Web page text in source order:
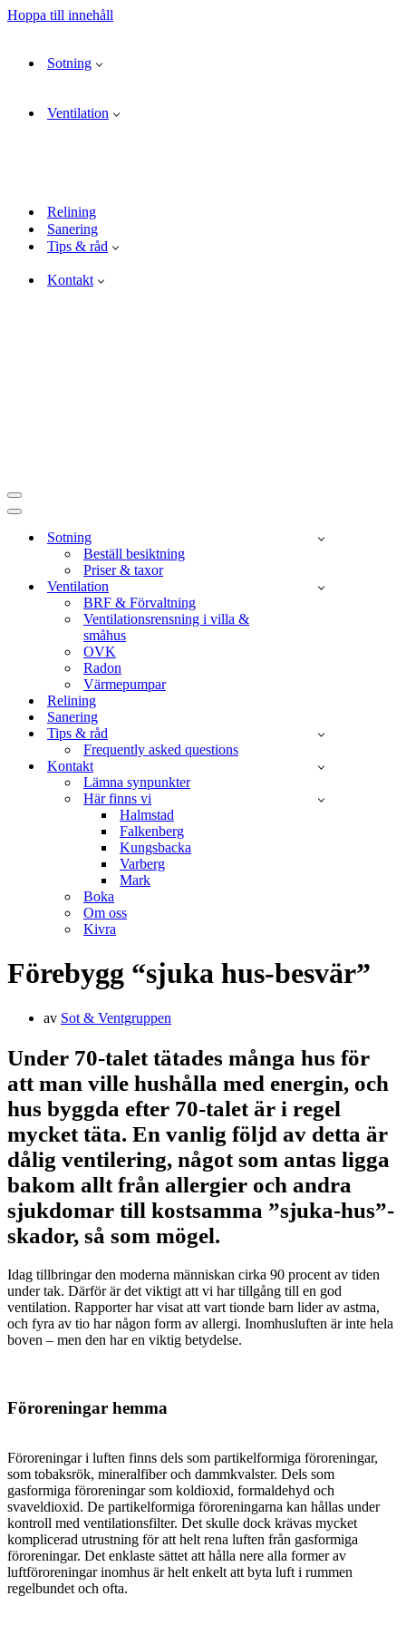
Hoppa till innehåll
Sotning
Ventilation
Relining
Sanering
Tips & råd
Kontakt
Navigeringsmeny
Navigeringsmeny
Sotning
Beställ besiktning
Priser & taxor
Ventilation
BRF & Förvaltning
Ventilationsrensning i villa &
småhus
OVK
Radon
Värmepumpar
Relining
Sanering
Tips & råd
Frequently asked questions
Kontakt
Lämna synpunkter
Här finns vi
Halmstad
Falkenberg
Kungsbacka
Varberg
Mark
Boka
Om oss
Kivra
Förebygg “sjuka hus-besvär”
av Sot & Ventgruppen
Under 70-talet tätades många hus för
att man ville hushålla med energin, och
hus byggda efter 70-talet är i regel
mycket täta. En vanlig följd av detta är
dålig ventilering, något som antas ligga
bakom allt från allergier och andra
sjukdomar till kostsamma ”sjuka-hus”-
skador, så som mögel.
Idag tillbringar den moderna människan cirka 90 procent av tiden
under tak. Därför är det viktigt att vi har tillgång till en god
ventilation. Rapporter har visat att vart tionde barn lider av astma,
och fyra av tio har någon form av allergi. Inomhusluften är inte hela
boven – men den har en viktig betydelse.
Föroreningar hemma
Föroreningar i luften finns dels som partikelformiga föroreningar,
som tobaksrök, mineralfiber och dammkvalster. Dels som
gasformiga föroreningar som koldioxid, formaldehyd och
svaveldioxid. De partikelformiga föroreningarna kan hållas under
kontroll med ventilationsfilter. Det skulle dock krävas mycket
komplicerad utrustning för att helt rena luften från gasformiga
föroreningar. Det enklaste sättet att hålla nere alla former av
luftföroreningar inomhus är helt enkelt att byta luft i rummen
regelbundet och ofta.